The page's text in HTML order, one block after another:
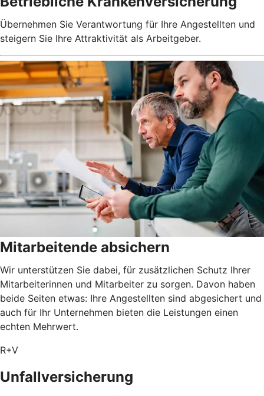
Übernehmen Sie Verantwortung für Ihre Angestellten und
steigern Sie Ihre Attraktivität als Arbeitgeber.
Mitarbeitende absichern
Wir unterstützen Sie dabei, für zusätzlichen Schutz Ihrer
Mitarbeiterinnen und Mitarbeiter zu sorgen. Davon haben
beide Seiten etwas: Ihre Angestellten sind abgesichert und
auch für Ihr Unternehmen bieten die Leistungen einen
echten Mehrwert.
R+V
Unfallversicherung